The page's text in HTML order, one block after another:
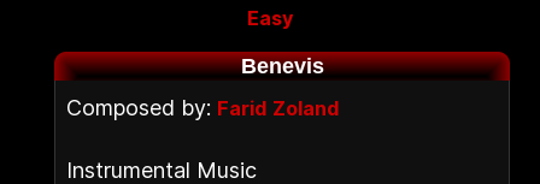
Easy
Benevis
Composed by: Farid Zoland
Instrumental Music